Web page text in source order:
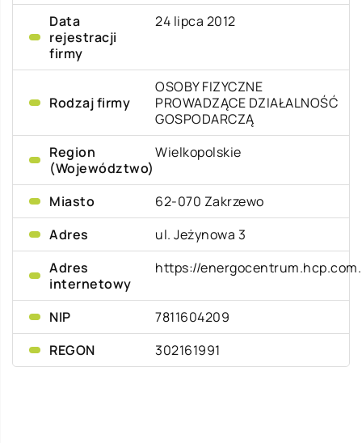
Data
rejestracji
firmy
24 lipca 2012
Rodzaj firmy
OSOBY FIZYCZNE
PROWADZĄCE DZIAŁALNOŚĆ
GOSPODARCZĄ
Region
(Województwo)
Wielkopolskie
Miasto
62-070 Zakrzewo
Adres
ul. Jeżynowa 3
Adres
internetowy
https://
NIP
7811604209
REGON
302161991